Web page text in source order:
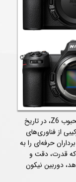
دوربین Nikon Z6 III، به‌ عنوان نسل سوم از سری محبوب Z6، در تاریخ
ترکیبی از فناوری‌های
حرفه‌ای را به
قدرت، دقت و
دوربین نیکون